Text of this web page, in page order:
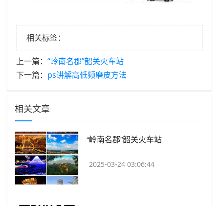
相关标签：
上一篇： ​“岭南名郡”韶关火车站
下一篇： ​ps讲解高低频磨皮方法
相关文章
​“岭南名郡”韶关火车站
2025-03-24 03:06:44